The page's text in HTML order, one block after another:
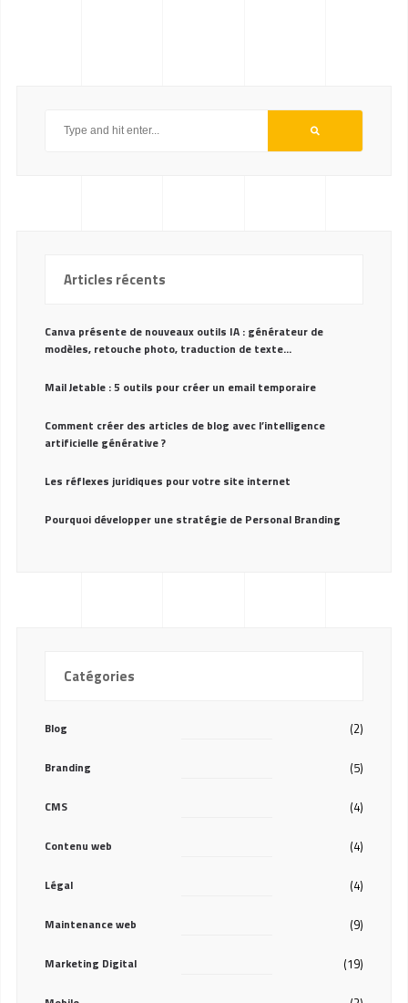
Articles récents
Canva présente de nouveaux outils IA : générateur de
modèles, retouche photo, traduction de texte…
Mail Jetable : 5 outils pour créer un email temporaire
Comment créer des articles de blog avec l’intelligence
artificielle générative ?
Les réflexes juridiques pour votre site internet
Pourquoi développer une stratégie de Personal Branding
Catégories
Blog (2)
Branding (5)
CMS (4)
Contenu web (4)
Légal (4)
Maintenance web (9)
Marketing Digital (19)